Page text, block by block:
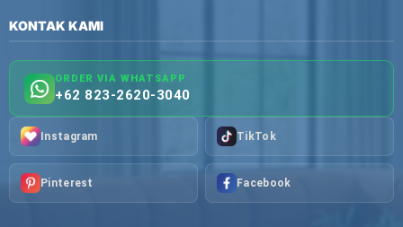
KONTAK KAMI
ORDER VIA WHATSAPP
+62 823-2620-3040
Instagram TikTok
Pinterest Facebook